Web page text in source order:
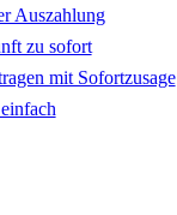
Auszahlung
zu sofort
mit Sofortzusage